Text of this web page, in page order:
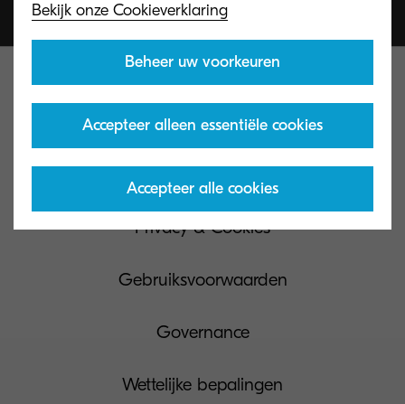
Privacy & Cookies
Gebruiksvoorwaarden
Governance
Wettelijke bepalingen
Bekijk onze Cookieverklaring
Beheer uw voorkeuren
Accepteer alleen essentiële cookies
Accepteer alle cookies